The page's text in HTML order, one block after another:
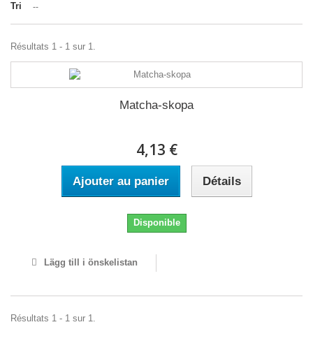
Tri --
Résultats 1 - 1 sur 1.
Matcha-skopa
4,13 €
Ajouter au panier Détails
Disponible
Lägg till i önskelistan
Résultats 1 - 1 sur 1.